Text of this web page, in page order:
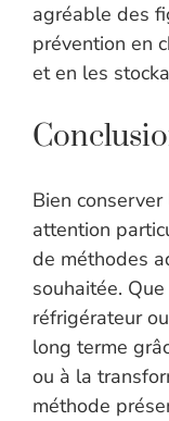
agréable des
prévention en
et en les
Bien
attention
de méthodes
souhaitée.
réfrigérateur
long terme
ou à la
méthode